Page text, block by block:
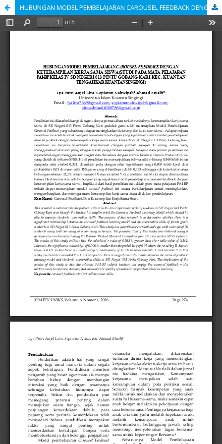
HUBUNGAN MODEL PEMBELAJARAN CAROUSEL FEEDBACK DENGAN KETERAMPILAN KERJA SAMA SISWA(STUDI PADA MATA PELAJARAN PAI-BP KELAS IV SD NEGERI 013 PINTU GOBANG KARI KEC. KUANTAN TENGAHKAB. KUANTAN SINGINGI )